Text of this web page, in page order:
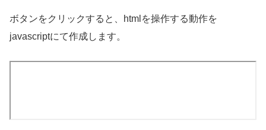
ボタンをクリックすると、htmlを操作する動作を
javascriptにて作成します。